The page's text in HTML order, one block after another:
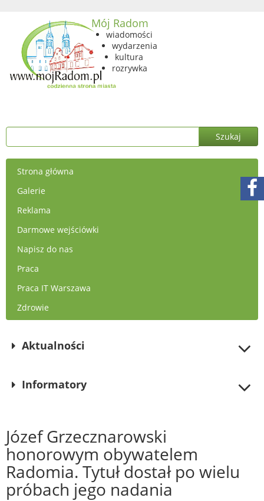
Mój Radom
wiadomości
wydarzenia
kultura
rozrywka
Strona główna
Galerie
Reklama
Darmowe wejściówki
Napisz do nas
Praca
Praca IT Warszawa
Zdrowie
Aktualności
Informatory
Józef Grzecznarowski
honorowym obywatelem
Radomia. Tytuł dostał po wielu
próbach jego nadania